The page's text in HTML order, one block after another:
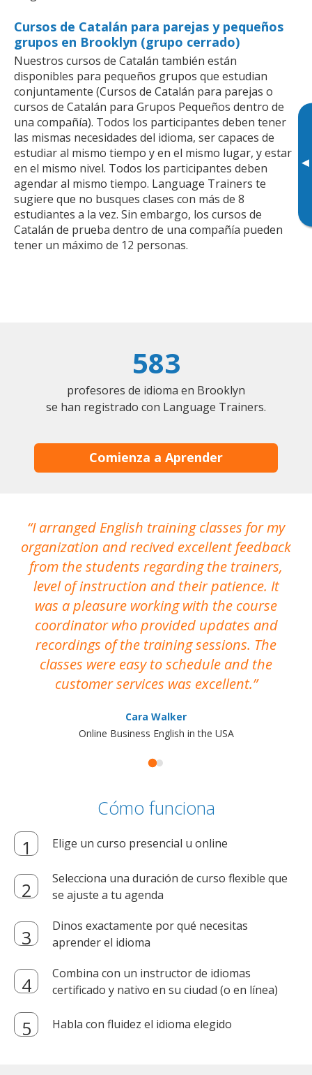
▸
Cursos de Catalán para parejas y pequeños
grupos en Brooklyn (grupo cerrado)
Nuestros cursos de Catalán también están
disponibles para pequeños grupos que estudian
conjuntamente (Cursos de Catalán para parejas o
cursos de Catalán para Grupos Pequeños dentro de
una compañía). Todos los participantes deben tener
las mismas necesidades del idioma, ser capaces de
estudiar al mismo tiempo y en el mismo lugar, y estar
en el mismo nivel. Todos los participantes deben
agendar al mismo tiempo. Language Trainers te
sugiere que no busques clases con más de 8
estudiantes a la vez. Sin embargo, los cursos de
Catalán de prueba dentro de una compañía pueden
tener un máximo de 12 personas.
583
profesores de idioma en Brooklyn
se han registrado con Language Trainers.
Comienza a Aprender
I arranged English training classes for my
organization and recived excellent feedback
from the students regarding the trainers,
level of instruction and their patience. It
was a pleasure working with the course
coordinator who provided updates and
recordings of the training sessions. The
classes were easy to schedule and the
customer services was excellent.
Cara Walker
Online Business English in the USA
Cómo funciona
Elige un curso presencial u online
Selecciona una duración de curso flexible que
se ajuste a tu agenda
Dinos exactamente por qué necesitas
aprender el idioma
Combina con un instructor de idiomas
certificado y nativo en su ciudad (o en línea)
Habla con fluidez el idioma elegido